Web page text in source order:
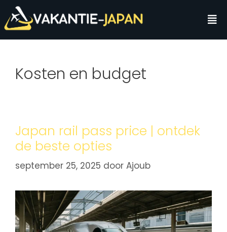
Kosten en budget
Japan rail pass price | ontdek
de beste opties
september 25, 2025 door Ajoub